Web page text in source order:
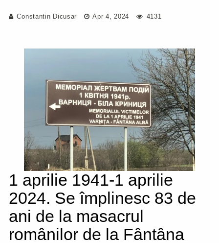
Constantin Dicusar Apr 4, 2024 4131
1 aprilie 1941-1 aprilie
2024. Se împlinesc 83 de
ani de la masacrul
românilor de la Fântâna